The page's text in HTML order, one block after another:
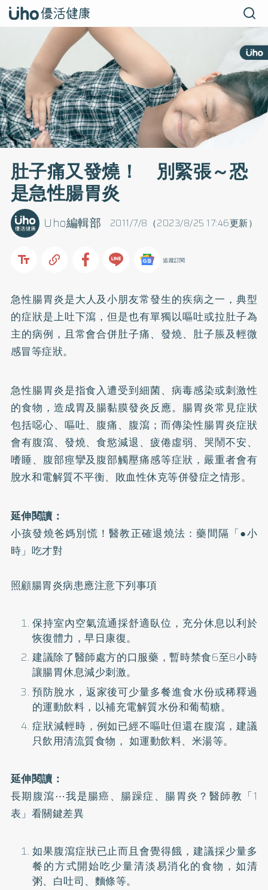
肚子痛又發燒！ 別緊張～恐
是急性腸胃炎
2011/7/8（2023/8/25 17:46更新）
Uho編輯部
追蹤訂閱
急性腸胃炎是大人及小朋友常發生的疾病之一，典型
的症狀是上吐下瀉，但是也有單獨以嘔吐或拉肚子為
主的病例，且常會合併肚子痛、發燒、肚子脹及輕微
感冒等症狀。
急性腸胃炎是指食入遭受到細菌、病毒感染或刺激性
的食物，造成胃及腸黏膜發炎反應。腸胃炎常見症狀
包括噁心、嘔吐、腹痛、腹瀉；而傳染性腸胃炎症狀
會有腹瀉、發燒、食慾減退、疲倦虛弱、哭鬧不安、
嗜睡、腹部痙攣及腹部觸壓痛感等症狀，嚴重者會有
脫水和電解質不平衡、敗血性休克等併發症之情形。
延伸閱讀：
小孩發燒爸媽別慌！醫教正確退燒法：藥間隔「●小
時」吃才對
照顧腸胃炎病患應注意下列事項
保持室內空氣流通採舒適臥位，充分休息以利於
恢復體力，早日康復。
建議除了醫師處方的口服藥，暫時禁食6至8小時
讓腸胃休息減少刺激。
預防脫水，返家後可少量多餐進食水份或稀釋過
的運動飲料，以補充電解質水份和葡萄糖。
症狀減輕時，例如已經不嘔吐但還在腹瀉，建議
只飲用清流質食物， 如運動飲料、米湯等。
延伸閱讀：
長期腹瀉⋯我是腸癌、腸躁症、腸胃炎？醫師教「1
表」看關鍵差異
如果腹瀉症狀已止而且會覺得餓，建議採少量多
餐的方式開始吃少量清淡易消化的食物，如清
粥、白吐司、麵條等。